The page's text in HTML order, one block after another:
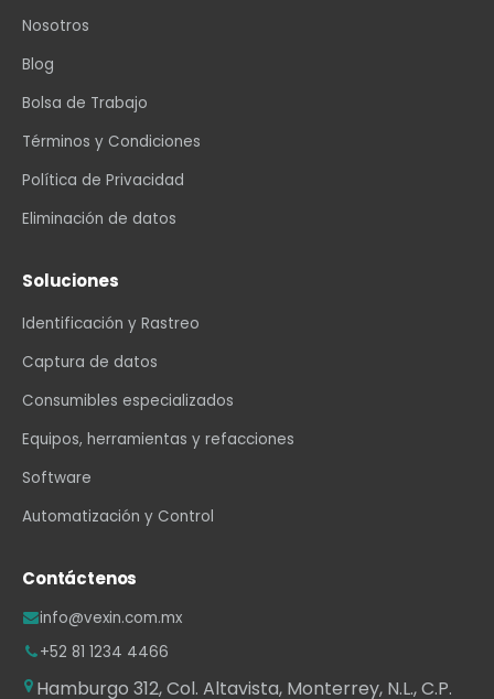
Nosotros
Blog
Bolsa de Trabajo
Términos y Condiciones
Política de Privacidad
Eliminación de datos
Soluciones
Identificación y Rastreo
Captura de datos
Consumibles especializados
Equipos, herramientas y refacciones
Software
Automatización y Control
Contáctenos
info@vexin.com.mx
+52 81 1234 4466
Hamburgo 312, Col. Altavista, Monterrey, N.L., C.P.